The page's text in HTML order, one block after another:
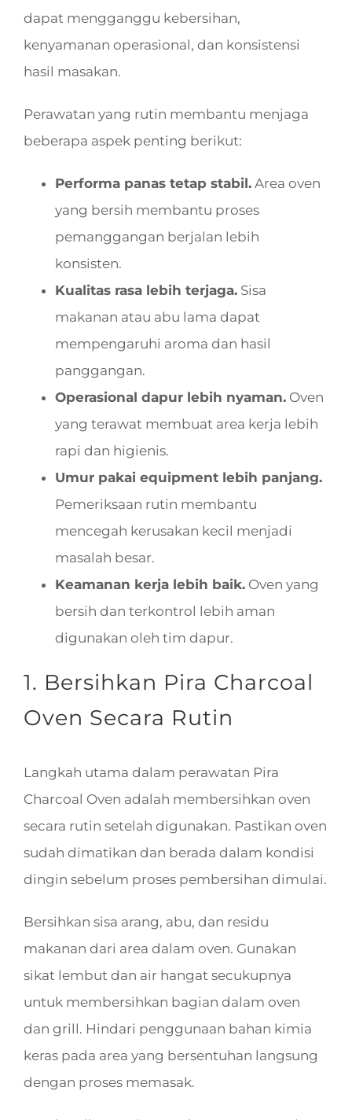
dapat mengganggu kebersihan,
kenyamanan operasional, dan konsistensi
hasil masakan.
Perawatan yang rutin membantu menjaga
beberapa aspek penting berikut:
Performa panas tetap stabil.Area oven
yang bersih membantu proses
pemanggangan berjalan lebih
konsisten.
Kualitas rasa lebih terjaga.Sisa
makanan atau abu lama dapat
mempengaruhi aroma dan hasil
panggangan.
Operasional dapur lebih nyaman.Oven
yang terawat membuat area kerja lebih
rapi dan higienis.
Umur pakai equipment lebih panjang.
Pemeriksaan rutin membantu
mencegah kerusakan kecil menjadi
masalah besar.
Keamanan kerja lebih baik.Oven yang
bersih dan terkontrol lebih aman
digunakan oleh tim dapur.
1. Bersihkan Pira Charcoal
Oven Secara Rutin
Langkah utama dalam perawatan Pira
Charcoal Oven adalah membersihkan oven
secara rutin setelah digunakan. Pastikan oven
sudah dimatikan dan berada dalam kondisi
dingin sebelum proses pembersihan dimulai.
Bersihkan sisa arang, abu, dan residu
makanan dari area dalam oven. Gunakan
sikat lembut dan air hangat secukupnya
untuk membersihkan bagian dalam oven
dan grill. Hindari penggunaan bahan kimia
keras pada area yang bersentuhan langsung
dengan proses memasak.